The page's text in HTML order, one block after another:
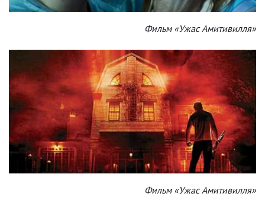
Фильм «Ужас Амитивилля»
Фильм «Ужас Амитивилля»